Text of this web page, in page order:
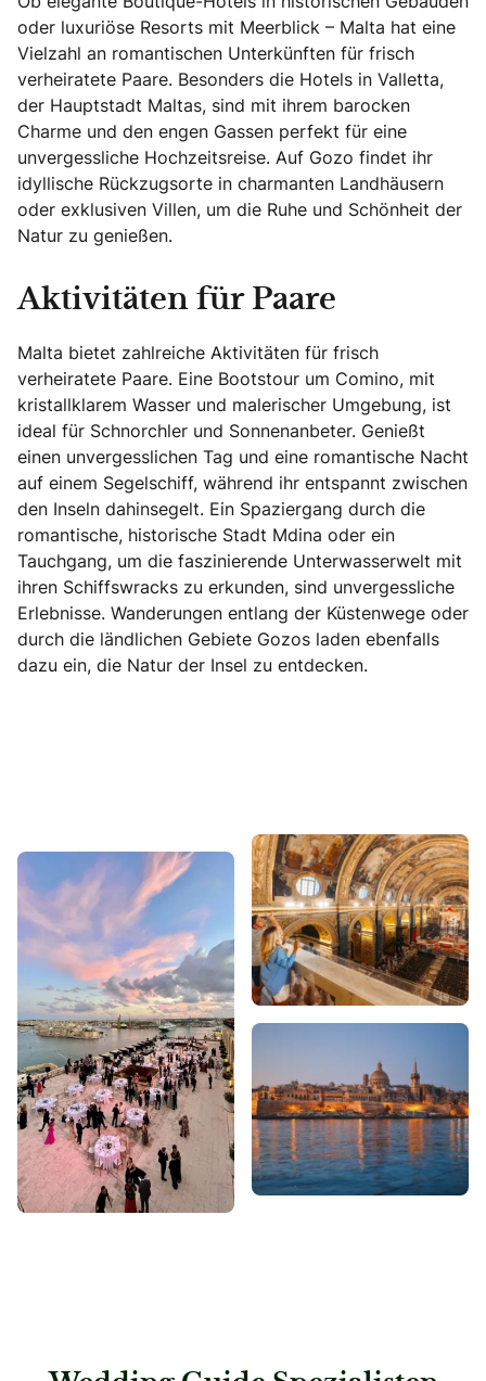
oder luxuriöse Resorts mit Meerblick – Malta hat eine
Vielzahl an romantischen Unterkünften für frisch
verheiratete Paare. Besonders die Hotels in Valletta,
der Hauptstadt Maltas, sind mit ihrem barocken
Charme und den engen Gassen perfekt für eine
unvergessliche Hochzeitsreise. Auf Gozo findet ihr
idyllische Rückzugsorte in charmanten Landhäusern
oder exklusiven Villen, um die Ruhe und Schönheit der
Natur zu genießen.
Aktivitäten für Paare
Malta bietet zahlreiche Aktivitäten für frisch
verheiratete Paare. Eine Bootstour um Comino, mit
kristallklarem Wasser und malerischer Umgebung, ist
ideal für Schnorchler und Sonnenanbeter. Genießt
einen unvergesslichen Tag und eine romantische Nacht
auf einem Segelschiff, während ihr entspannt zwischen
den Inseln dahinsegelt. Ein Spaziergang durch die
romantische, historische Stadt Mdina oder ein
Tauchgang, um die faszinierende Unterwasserwelt mit
ihren Schiffswracks zu erkunden, sind unvergessliche
Erlebnisse. Wanderungen entlang der Küstenwege oder
durch die ländlichen Gebiete Gozos laden ebenfalls
dazu ein, die Natur der Insel zu entdecken.